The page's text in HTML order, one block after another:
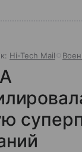
Hi-Tech Mail